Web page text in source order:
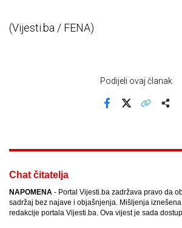
(Vijesti.ba / FENA)
Podijeli ovaj članak
Facebook
Chat čitatelja
NAPOMENA - Portal Vijesti.ba zadržava pravo da
sadržaj bez najave i objašnjenja. Mišljenja
redakcije portala Vijesti.ba. Ova vijest je sada